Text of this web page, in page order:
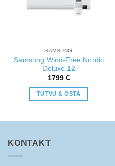
SAMSUNG
Samsung Wind-Free Nordic
Deluxe 12
1799 €
TUTVU & OSTA
KONTAKT